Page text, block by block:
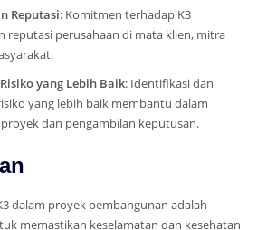
Reputasi: Komitmen terhadap K3
reputasi perusahaan di mata klien, mitra
yang Lebih Baik: Identifikasi dan
yang lebih baik membantu dalam
dan pengambilan keputusan.
dalam proyek pembangunan adalah
memastikan keselamatan dan kesehatan